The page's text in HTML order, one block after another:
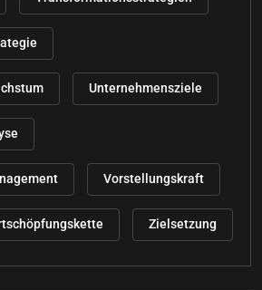
Unternehmensziele
Vorstellungskraft
Zielsetzung